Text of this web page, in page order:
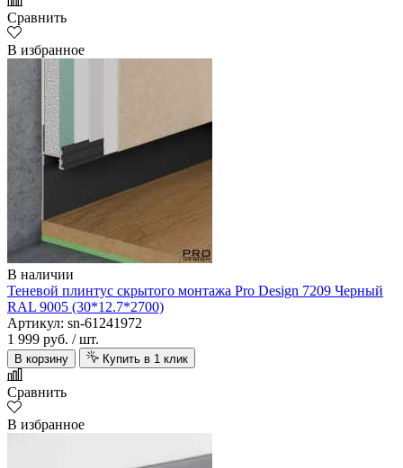
Сравнить
В избранное
В наличии
Теневой плинтус скрытого монтажа Pro Design 7209 Черный
RAL 9005 (30*12.7*2700)
Артикул: sn-61241972
1 999 руб. / шт.
В корзину Купить в 1 клик
Сравнить
В избранное